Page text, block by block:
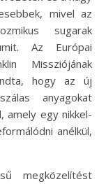
mivel az
sugarak
Az Európai
Missziójának
hogy az új
anyagokat
amely egy nikkel-
anélkül,
megközelítést